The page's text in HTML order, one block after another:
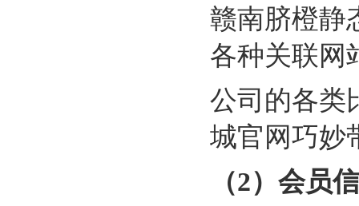
赣南脐橙静
各种关联网
公司的各类
城官网巧妙
（2）会员